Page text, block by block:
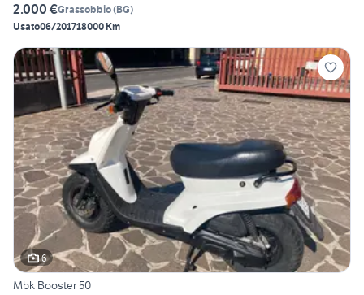
2.000 €Grassobbio(BG)
Usato06/201718000 Km
6
Mbk Booster 50